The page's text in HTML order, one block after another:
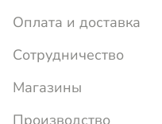
Оплата и доставка
Сотрудничество
Магазины
Производство